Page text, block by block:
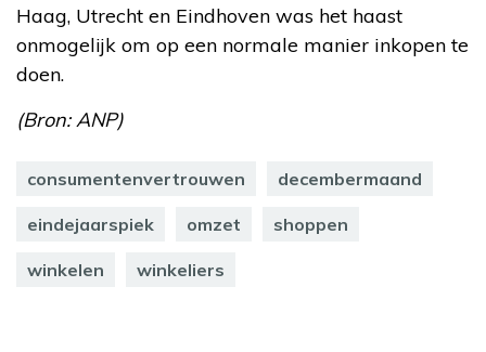
Haag, Utrecht en Eindhoven was het haast
onmogelijk om op een normale manier inkopen te
doen.
(Bron: ANP)
consumentenvertrouwen decembermaand
eindejaarspiek omzet shoppen
winkelen winkeliers